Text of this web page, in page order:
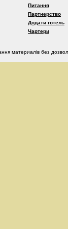
Питання
Партнерство
Додати готель
Чартери
материалів без